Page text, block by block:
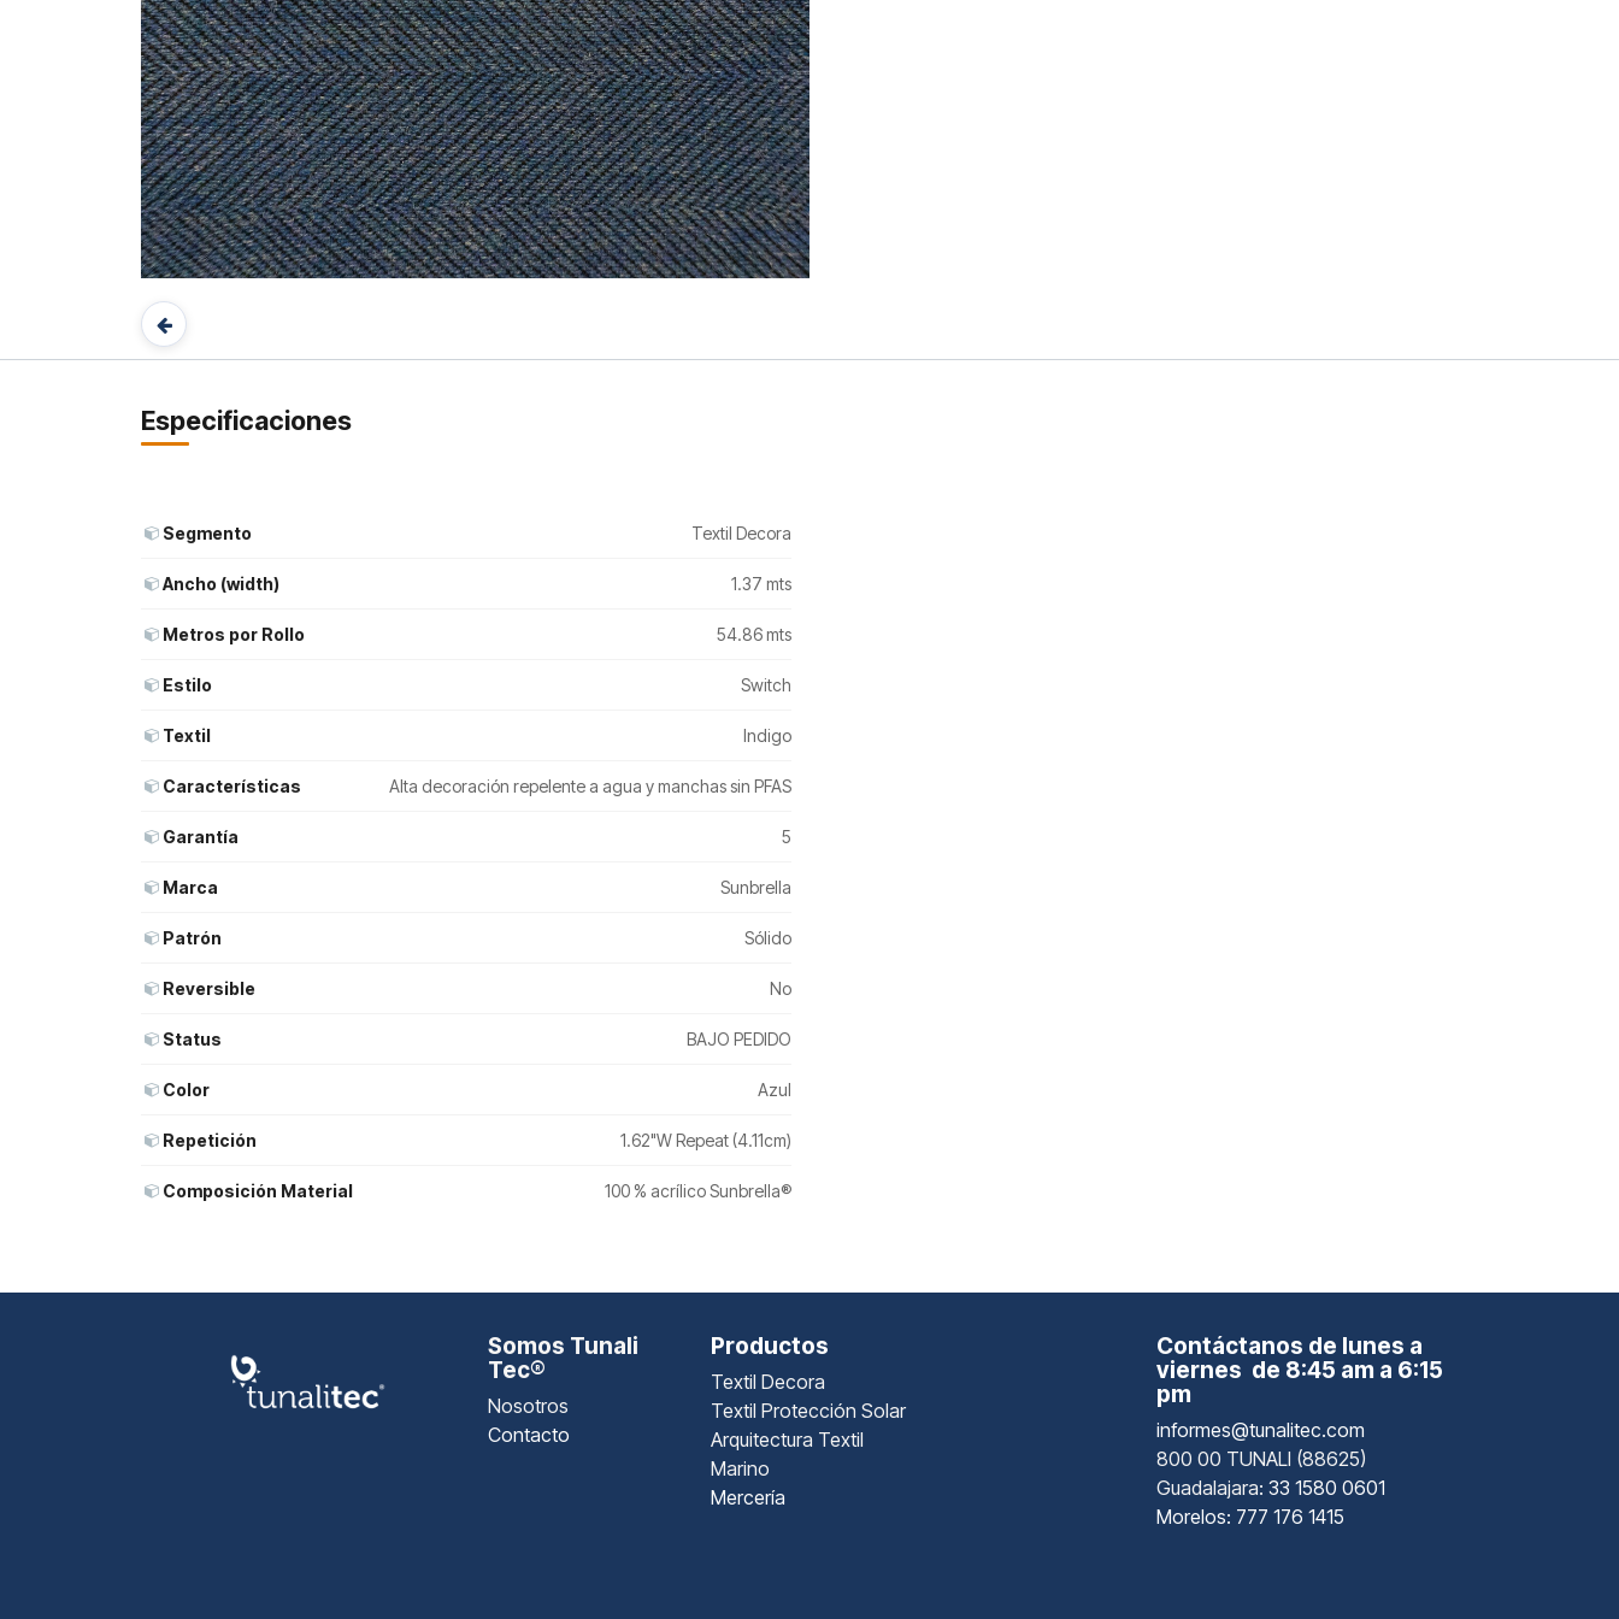
Especificaciones
Segmento Textil Decora
Ancho (width) 1.37 mts
Metros por Rollo 54.86 mts
Estilo Switch
Textil Indigo
Características Alta decoración repelente a agua y manchas sin PFAS
Garantía 5
Marca Sunbrella
Patrón Sólido
Reversible No
Status BAJO PEDIDO
Color Azul
Repetición 1.62"W Repeat (4.11cm)
Composición Material 100 % acrílico Sunbrella®
Somos Tunali
Tec®
Nosotros
Contacto
Productos
Textil Decora
Textil Protección Solar
Arquitectura Textil
Marino
Mercería
Contáctanos de lunes a
viernes de 8:45 am a 6:15
pm
informes@tunalitec.com
800 00 TUNALI (88625)
Guadalajara: 33 1580 0601
Morelos: 777 176 1415